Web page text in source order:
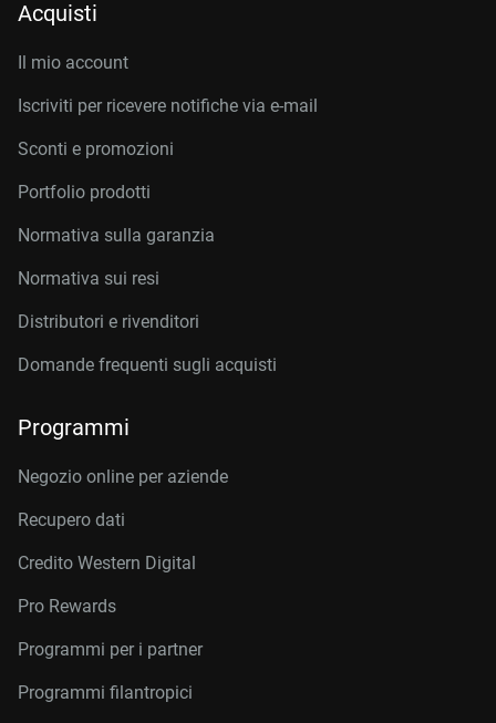
Acquisti
Il mio account
Iscriviti per ricevere notifiche via e-mail
Sconti e promozioni
Portfolio prodotti
Normativa sulla garanzia
Normativa sui resi
Distributori e rivenditori
Domande frequenti sugli acquisti
Programmi
Negozio online per aziende
Recupero dati
Credito Western Digital
Pro Rewards
Programmi per i partner
Programmi filantropici